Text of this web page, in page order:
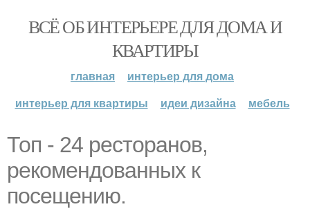
ВСЁ ОБ ИНТЕРЬЕРЕ ДЛЯ ДОМА И
КВАРТИРЫ
главная
интерьер для дома
интерьер для квартиры
идеи дизайна мебель
Топ - 24 ресторанов,
рекомендованных к
посещению.